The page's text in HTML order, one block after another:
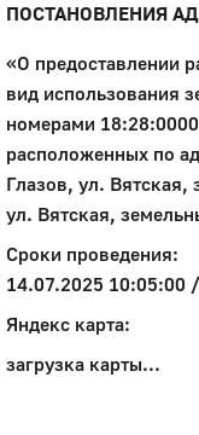
ПОСТАНОВЛЕНИЯ
«О предоставлении
вид использования
номерами
расположенных по
Глазов, ул. Вятская,
ул. Вятская,
Сроки проведения:
14.07.2025 10:05:00
Яндекс карта:
загрузка карты...